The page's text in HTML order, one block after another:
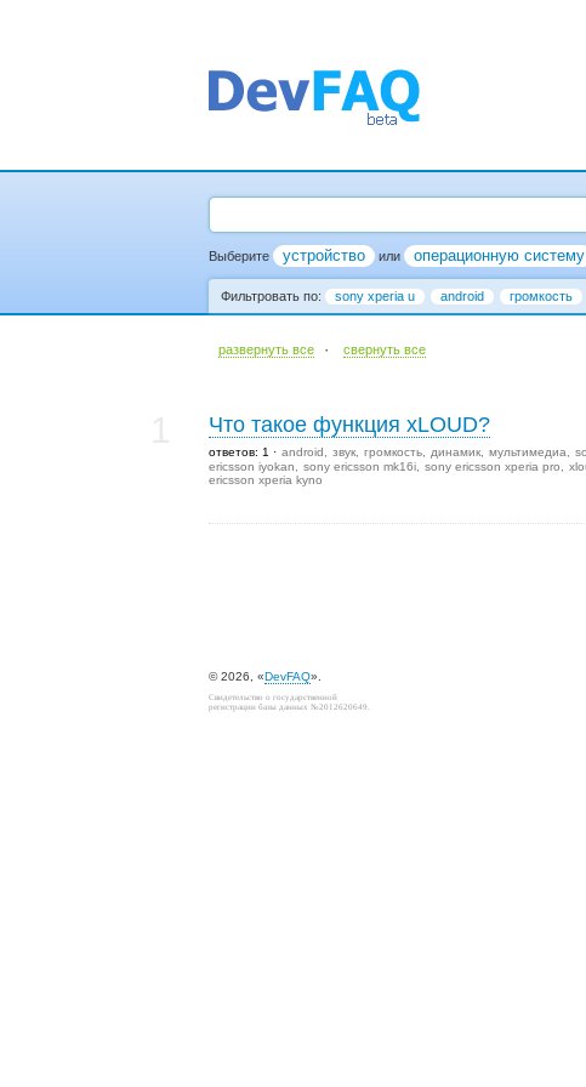
Выберите устройство или операционную систему
Фильтровать по: sony xperia u android громкость
развернуть все · cвернуть все
Что такое функция xLOUD?
ответов: 1 android звук громкость динамик мультимедиа
ericsson iyokan
sony ericsson mk16i sony ericsson xperia pro
ericsson xperia kyno
© 2026, «DevFAQ».
Свидетельство о государственной
регистрации базы данных №2012620649.